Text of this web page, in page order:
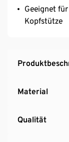
Geeignet
Kopfstütze
Material
Qualität